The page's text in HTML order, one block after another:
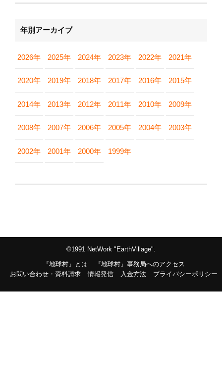
年別アーカイブ
2026年 2025年 2024年 2023年 2022年 2021年
2020年 2019年 2018年 2017年 2016年 2015年
2014年 2013年 2012年 2011年 2010年 2009年
2008年 2007年 2006年 2005年 2004年 2003年
2002年 2001年 2000年 1999年
©1991 NetWork "EarthVillage".
『地球村』とは
『地球村』事務局へのアクセス
お問い合わせ・資料請求
情報発信 入金方法 プライバシーポリシー